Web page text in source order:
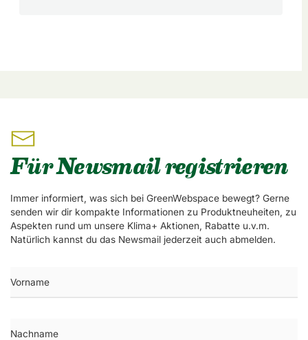
Für Newsmail registrieren
Immer informiert, was sich bei GreenWebspace bewegt? Gerne
senden wir dir kompakte Informationen zu Produktneuheiten, zu
Aspekten rund um unsere Klima+ Aktionen, Rabatte u.v.m.
Natürlich kannst du das Newsmail jederzeit auch abmelden.